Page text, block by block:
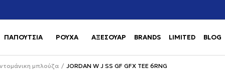
ΠΑΠΟΥΤΣΙΑ Use shift+Enter to open or close
ΡΟΥΧΑ Use shift+Enter to open or close
ΑΞΕΣΟΥΑΡ BRANDS LIMITED BLOG
μπλούζα JORDAN W J SS GF GFX TEE 6RNG